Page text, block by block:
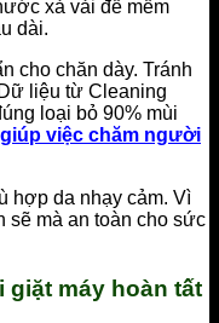
xả vải để mềm
dài.
cho chăn dày. Tránh
liệu từ Cleaning
loại bỏ 90% mùi
giúp việc chăm người
hợp da nhạy cảm. Vì
sẽ mà an toàn cho sức
giặt máy hoàn tất